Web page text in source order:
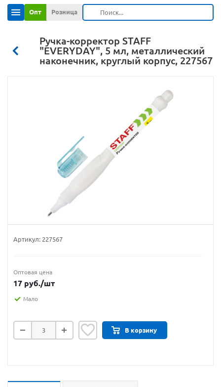
Опт Розница
Ручка-корректор STAFF
"EVERYDAY", 5 мл, металлический
наконечник, круглый корпус, 227567
Артикул: 227567
Оптовая цена
17 руб./шт
Мало
В корзину